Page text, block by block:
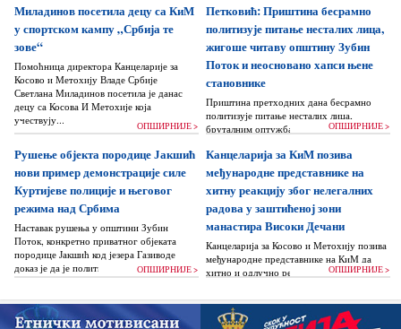
Миладинов посетила децу са КиМ
у спортском кампу „Србија те
зове“
Помоћница директора Канцеларије за
Косово и Метохију Владе Србије
Светлана Миладинов посетила је данас
децу са Косова И Метохије која
учествују...
ОПШИРНИЈЕ >
Петковић: Приштина бесрамно
политизује питање несталих лица,
жигоше читаву општину Зубин
Поток и неосновано хапси њене
становнике
Приштина претходних дана бесрамно
политизује питање несталих лица,
бруталним оптужбама на рачун Београда
жигоше...
ОПШИРНИЈЕ >
Рушење објекта породице Јакшић
нови пример демонстрације силе
Куртијеве полиције и његовог
режима над Србима
Наставак рушења у општини Зубин
Поток, конкретно приватног објеката
породице Јакшић код језера Газиводе
доказ је да је политика Аљбина Куртија...
ОПШИРНИЈЕ >
Канцеларија за КиМ позива
међународне представнике на
хитну реакцију због нелегалних
радова у заштићеној зони
манастира Високи Дечани
Канцеларија за Косово и Метохију позива
међународне представнике на КиМ да
хитно и одлучно реагују и да без
нелегалних грађевинских...
ОПШИРНИЈЕ >